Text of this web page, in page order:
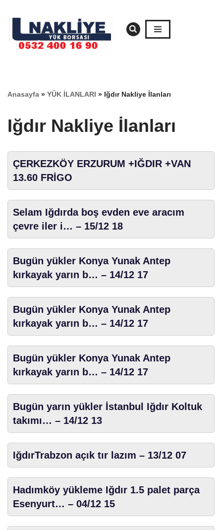
geç
Anasayfa » YÜK İLANLARI » Iğdır Nakliye İlanları
Iğdır Nakliye İlanları
ÇERKEZKÖY ERZURUM +IĞDIR +VAN
13.60 FRİGO
Selam Iğdırda boş evden eve aracım
çevre iler i… – 15/12 18
Bugün yükler Konya Yunak Antep
kırkayak yarın b… – 14/12 17
Bugün yükler Konya Yunak Antep
kırkayak yarın b… – 14/12 17
Bugün yükler Konya Yunak Antep
kırkayak yarın b… – 14/12 17
Bugün yarın yükler İstanbul Iğdır Koltuk
takımı… – 14/12 13
IğdırTrabzon açık tır lazım – 13/12 07
Hadımköy yükleme Iğdır 1.5 palet parça
Esenyurt… – 04/12 15